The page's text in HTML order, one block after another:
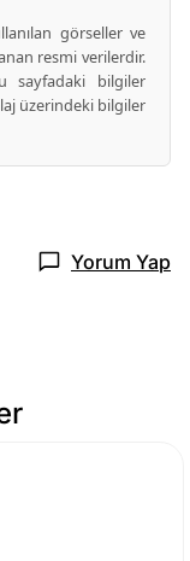
görseller ve
resmi verilerdir.
sayfadaki bilgiler
üzerindeki bilgiler
Yorum Yap